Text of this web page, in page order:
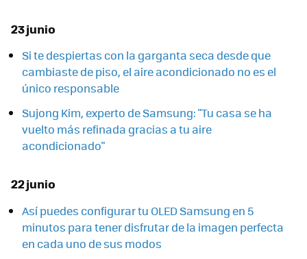
23 junio
Si te despiertas con la garganta seca desde que
cambiaste de piso, el aire acondicionado no es el
único responsable
Sujong Kim, experto de Samsung: "Tu casa se ha
vuelto más refinada gracias a tu aire
acondicionado"
22 junio
Así puedes configurar tu OLED Samsung en 5
minutos para tener disfrutar de la imagen perfecta
en cada uno de sus modos